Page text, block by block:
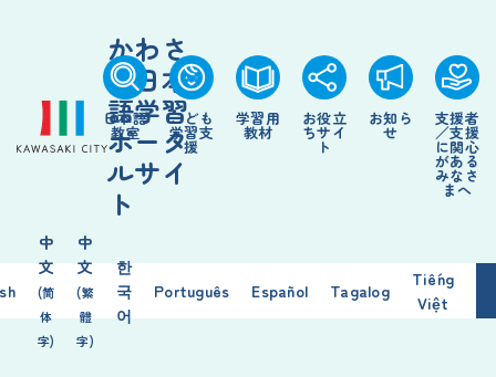
かわさ
き日本
語学習
ポータ
ルサイ
ト
日本語
教室
こども
学習支
援
学習用
教材
お役立
ちサイ
ト
お知ら
せ
支援者
／支援
に関心
がある
みなさ
まへ
中
文
(简
体
字)
中
文
(繁
體
字)
한
국
어
Português Español Tagalog
Tiếng
Việt